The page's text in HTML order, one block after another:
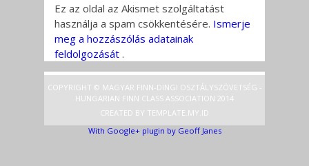
Ez az oldal az Akismet szolgáltatást
használja a spam csökkentésére. Ismerje
meg a hozzászólás adatainak
feldolgozását .
COPYRIGHT © MAGYAR FINN-DINGI OSZTÁLYSZÖVETSÉG -
HUNGARIAN FINN CLASS ASSOCIATION 2014
CREATED BY TEMPLATE .MY.ID
With Google+ plugin by Geoff Janes